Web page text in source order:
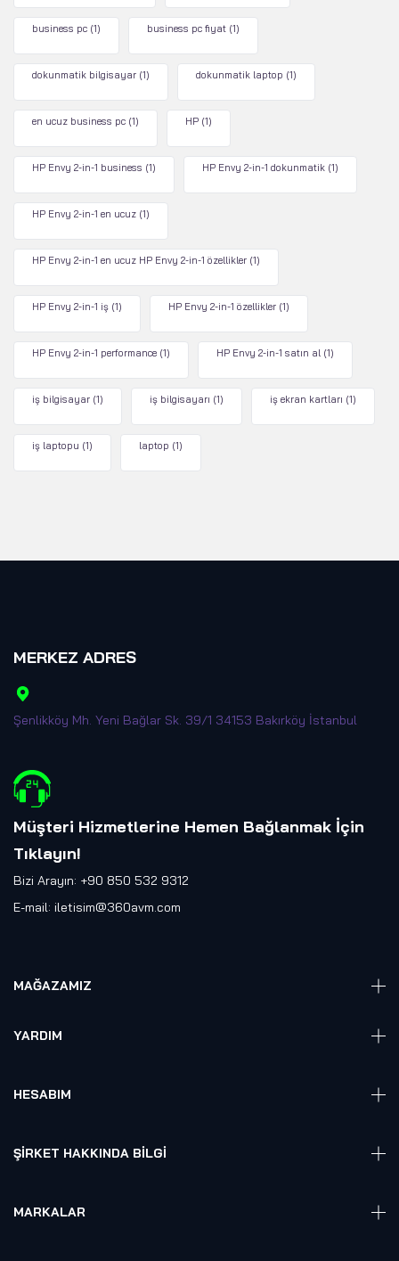
business pc (1) business pc fiyat (1)
dokunmatik bilgisayar (1) dokunmatik laptop (1)
en ucuz business pc (1) HP (1)
HP Envy 2-in-1 business (1) HP Envy 2-in-1 dokunmatik (1)
HP Envy 2-in-1 en ucuz (1)
HP Envy 2-in-1 en ucuz HP Envy 2-in-1 özellikler (1)
HP Envy 2-in-1 iş (1) HP Envy 2-in-1 özellikler (1)
HP Envy 2-in-1 performance (1) HP Envy 2-in-1 satın al (1)
iş bilgisayar (1) iş bilgisayarı (1) iş ekran kartları (1)
iş laptopu (1) laptop (1)
MERKEZ ADRES
Şenlikköy Mh. Yeni Bağlar Sk. 39/1 34153 Bakırköy İstanbul
Müşteri Hizmetlerine Hemen Bağlanmak İçin
Tıklayın!
Bizi Arayın: +90 850 532 9312
E-mail: iletisim@360avm.com
MAĞAZAMIZ
VR Ready PC
Elektronik
YARDIM
HESABIM
Sepet
ŞIRKET HAKKINDA BILGI
Referanslarımız
MARKALAR